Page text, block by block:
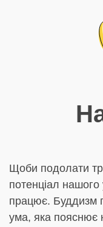
Щоби подолати
потенціал нашого
працює. Буддизм
ума, яка пояснює